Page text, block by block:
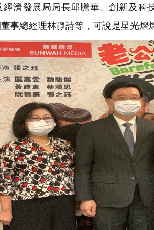
經濟發展局局長邱騰華、創新及
事總經理林靜詩等，可說是星光熠